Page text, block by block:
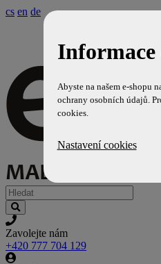
cs en de
Zavolejte nám
+420 777 704 129
Informace
Abyste na našem e-shopu
ochrany osobních údajů.
cookies.
Nastavení cookies